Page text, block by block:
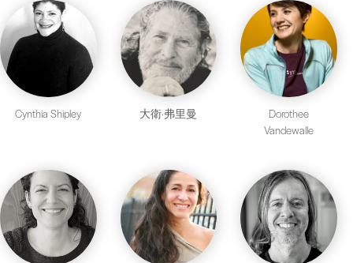
Cynthia Shipley 大衛·弗里曼
Dorothee
Vandewalle